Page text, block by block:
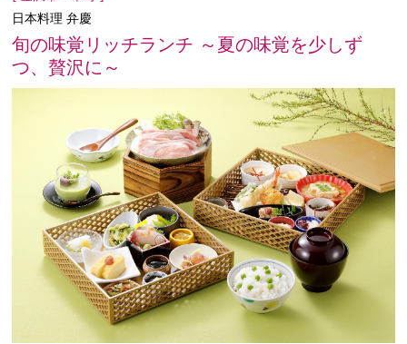
日本料理 弁慶
旬の味覚リッチランチ ～夏の味覚を少しず
つ、贅沢に～